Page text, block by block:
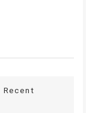
Recent